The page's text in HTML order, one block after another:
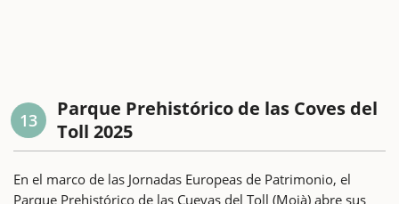
13
Parque Prehistórico de las Coves del
Toll 2025
En el marco de las Jornadas Europeas de Patrimonio, el
Parque Prehistórico de las Cuevas del Toll (Moià) abre sus